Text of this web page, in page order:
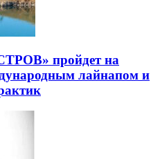
пройдет на
лайнапом и